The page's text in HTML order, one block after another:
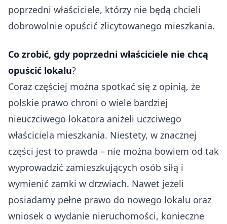
poprzedni właściciele, którzy nie będą chcieli
dobrowolnie opuścić zlicytowanego mieszkania.
Co zrobić, gdy poprzedni właściciele nie chcą
opuścić lokalu?
Coraz częściej można spotkać się z opinią, że
polskie prawo chroni o wiele bardziej
nieuczciwego lokatora aniżeli uczciwego
właściciela mieszkania. Niestety, w znacznej
części jest to prawda – nie można bowiem od tak
wyprowadzić zamieszkujących osób siłą i
wymienić zamki w drzwiach. Nawet jeżeli
posiadamy pełne prawo do nowego lokalu oraz
wniosek o wydanie nieruchomości, konieczne